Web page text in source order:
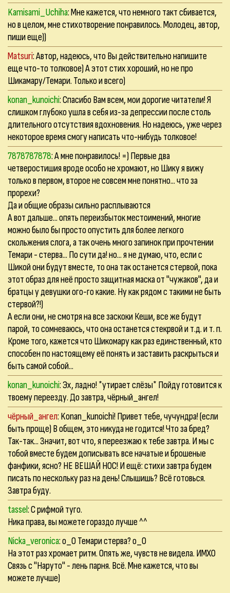
Kamisami_Uchiha: Мне кажется, что немного такт сбивается,
но в целом, мне стихотворение понравилось. Молодец, автор,
пиши еще))
Matsuri: Автор, надеюсь, что Вы действительно напишите
еще что-то толковое) А этот стих хороший, но не про
Шикамару/Темари. Только и всего)
konan_kunoichi: Спасибо Вам всем, мои дорогие читатели! Я
слишком глубоко ушла в себя из-за депрессии после столь
длительного отсутствия вдохновения. Но надеюсь, уже через
некоторое время смогу написать что-нибудь толковое!
7878787878: А мне понравилось! =) Первые два
четверостишия вроде особо не хромают, но Шику я вижу
только в первом, второе не совсем мне понятно... что за
прорехи?
Да и общие образы сильно расплываются
А вот дальше... опять переизбыток местоимений, многие
можно было бы просто опустить для более легкого
скольжения слога, а так очень много запинок при прочтении
Темари - стерва... По сути да! но... я не думаю, что, если с
Шикой они будут вместе, то она так останется стервой, пока
этот образ для неё просто защитная маска от "чужаков", да и
братцы у девушки ого-го какие. Ну как рядом с такими не быть
стервой?!)
А если они, не смотря на все заскоки Кеши, все же будут
парой, то сомневаюсь, что она останется стекрвой и т.д. и т. п.
Кроме того, кажется что Шикомару как раз единственный, кто
способен по настоящему её понять и заставить раскрыться и
быть самой собой...
konan_kunoichi: Эх, ладно! *утирает слёзы* Пойду готовится к
твоему переезду. До завтра, чёрный_ангел!
чёрный_ангел: Konan_kunoichi! Привет тебе, чучундра! (если
быть проще) В общем, это никуда не годится! Что за бред?
Так-так... Значит, вот что, я переезжаю к тебе завтра. И мы с
тобой вместе будем дописывать все начатые и брошеные
фанфики, ясно? НЕ ВЕШАЙ НОС! И ещё: стихи завтра будем
писать по нескольку раз на день! Слышишь? Всё готовься.
Завтра буду.
tassel: С рифмой туго.
Ника права, вы можете гораздо лучше ^^
Nicka_veronica: о_О Темари стерва? о_О
На этот раз хромает ритм. Опять же, чувств не видела. ИМХО
Связь с "Наруто" - лень парня. Всё. Мне кажется, что вы
можете лучше)